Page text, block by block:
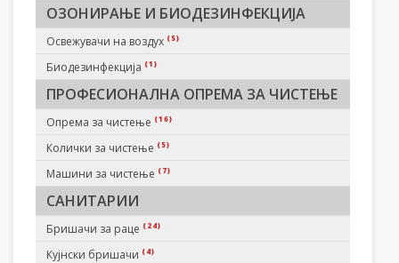
ОЗОНИРАЊЕ И БИОДЕЗИНФЕКЦИЈА
Освежувачи на воздух (5)
Биодезинфекција (1)
ПРОФЕСИОНАЛНА ОПРЕМА ЗА ЧИСТЕЊЕ
Опрема за чистење (16)
Колички за чистење (5)
Машини за чистење (7)
САНИТАРИИ
Бришачи за раце (24)
Кујнски бришачи (4)